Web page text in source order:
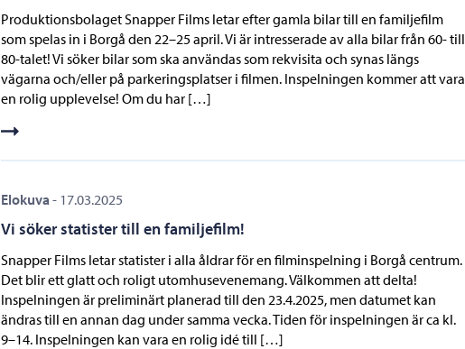
Produktionsbolaget Snapper Films letar efter gamla bilar till en familjefilm
som spelas in i Borgå den 22–25 april. Vi är intresserade av alla bilar från 60- till
80-talet! Vi söker bilar som ska användas som rekvisita och synas längs
vägarna och/eller på parkeringsplatser i filmen. Inspelningen kommer att vara
en rolig upplevelse! Om du har […]
Elokuva - 17.03.2025
Vi söker statister till en familjefilm!
Snapper Films letar statister i alla åldrar för en filminspelning i Borgå centrum.
Det blir ett glatt och roligt utomhusevenemang. Välkommen att delta!
Inspelningen är preliminärt planerad till den 23.4.2025, men datumet kan
ändras till en annan dag under samma vecka. Tiden för inspelningen är ca kl.
9–14. Inspelningen kan vara en rolig idé till […]